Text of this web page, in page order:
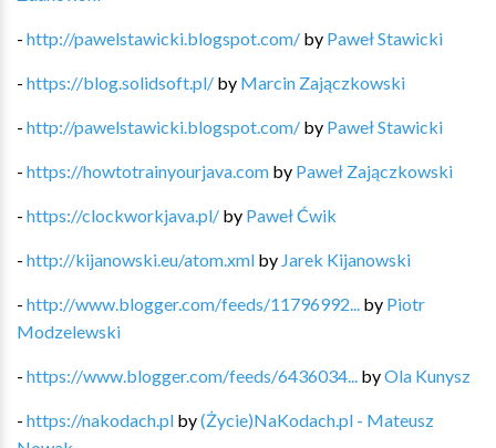
- http://pawelstawicki.blogspot.com/ by Paweł Stawicki
- https://blog.solidsoft.pl/ by Marcin Zajączkowski
- http://pawelstawicki.blogspot.com/ by Paweł Stawicki
- https://howtotrainyourjava.com by Paweł Zajączkowski
- https://clockworkjava.pl/ by Paweł Ćwik
- http://kijanowski.eu/atom.xml by Jarek Kijanowski
- http://www.blogger.com/feeds/11796992... by Piotr
Modzelewski
- https://www.blogger.com/feeds/6436034... byOla Kunysz
- https://nakodach.pl by(Życie)NaKodach.pl - Mateusz